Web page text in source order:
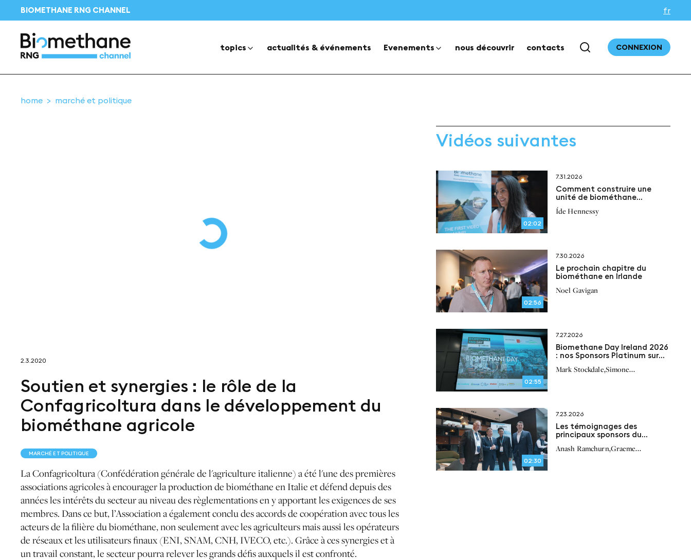
BIOMETHANE RNG CHANNEL fr
topics actualités & événements Evenements nous découvrir contacts CONNEXION
home marché et politique
2.3.2020
Soutien et synergies : le rôle de la
Confagricoltura dans le développement du
biométhane agricole
MARCHÉ ET POLITIQUE
La Confagricoltura (Confédération générale de l'agriculture italienne) a été l'une des premières
associations agricoles à encourager la production de biométhane en Italie et défend depuis des
années les intérêts du secteur au niveau des règlementations en y apportant les exigences de ses
membres. Dans ce but, l’Association a également conclu des accords de coopération avec tous les
acteurs de la filière du biométhane, non seulement avec les agriculteurs mais aussi les opérateurs
de réseaux et les utilisateurs finaux (ENI, SNAM, CNH, IVECO, etc.). Grâce à ces synergies et à
un travail constant, le secteur pourra relever les grands défis auxquels il est confronté.
Vidéos suivantes
02:02
7.31.2026
Comment construire une
unité de biométhane
conforme aux
réglementations
Íde Hennessy
02:56
7.30.2026
Le prochain chapitre du
biométhane en Irlande
Noel Gavigan
02:55
7.27.2026
Biomethane Day Ireland 2026
: nos Sponsors Platinum sur
Irlande
Mark Stockdale,Simone
02:30
7.23.2026
Les témoignages des
principaux sponsors du
Anash Ramchurn,Graeme